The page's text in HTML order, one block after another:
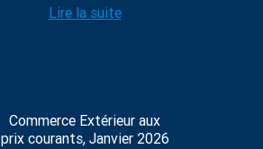
Lire la suite
Commerce Extérieur aux
prix courants, Janvier 2026